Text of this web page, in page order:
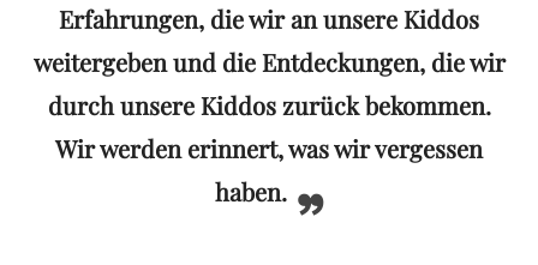
Erfahrungen, die wir an unsere Kiddos
weitergeben und die Entdeckungen, die wir
durch unsere Kiddos zurück bekommen.
Wir werden erinnert, was wir vergessen
haben.